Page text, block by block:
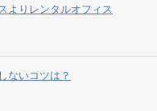
よりレンタルオフィス
ないコツは？